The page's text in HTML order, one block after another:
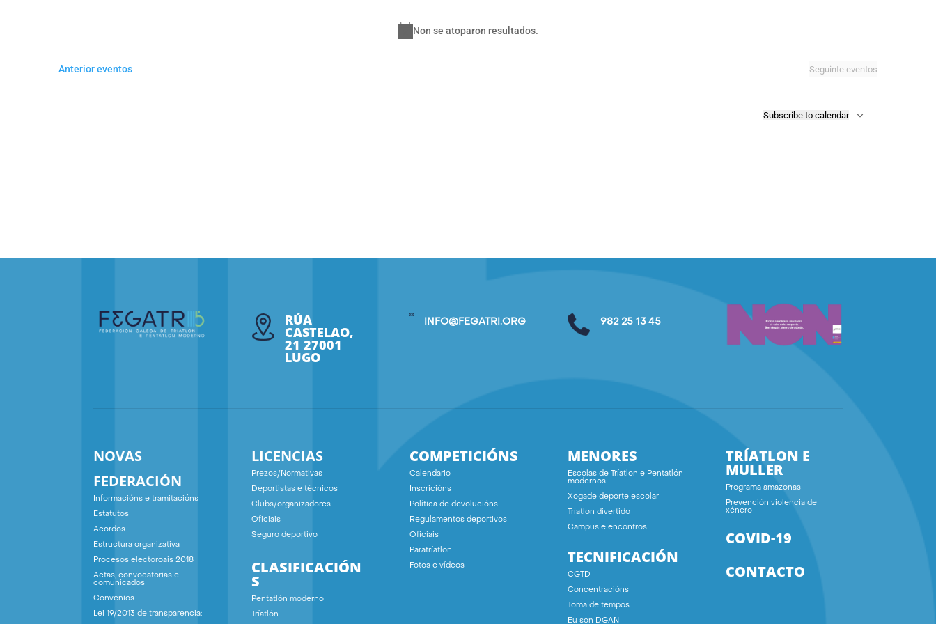
Notice
Non se atoparon resultados.
Anterioreventos Seguinte eventos
Subscribe to calendar
RÚA
CASTELAO,
21 27001
LUGO
INFO@FEGATRI.ORG 982 25 13 45
NOVAS
FEDERACIÓN
Informacións e tramitacións
Estatutos
Acordos
Estructura organizativa
Procesos electoroais 2018
Actas, convocatorias e
comunicados
Convenios
Lei 19/2013 de transparencia:
LICENCIAS
Prezos/Normativas
Deportistas e técnicos
Clubs/organizadores
Oficiais
Seguro deportivo
CLASIFICACIÓN
S
Pentatlón moderno
Tríatlón
COMPETICIÓNS
Calendario
Inscricións
Política de devolucións
Regulamentos deportivos
Oficiais
Paratríatlon
Fotos e vídeos
MENORES
Escolas de Tríatlon e Pentatlón
modernos
Xogade deporte escolar
Tríatlon divertido
Campus e encontros
TECNIFICACIÓN
CGTD
Concentracións
Toma de tempos
Eu son DGAN
TRÍATLON E
MULLER
Programa amazonas
Prevención violencia de
xénero
COVID-19
CONTACTO